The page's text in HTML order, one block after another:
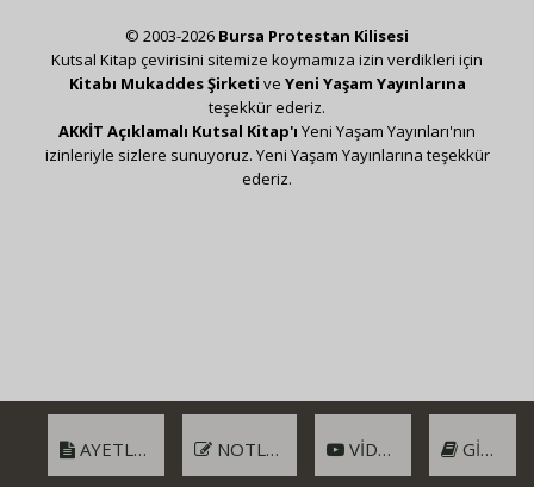
AYETLER NOTLAR VIDEO GIRIŞ
© 2003-2026 Bursa Protestan Kilisesi
Kutsal Kitap çevirisini sitemize koymamıza izin verdikleri için
Kitabı Mukaddes Şirketi ve Yeni Yaşam Yayınlarına
teşekkür ederiz.
AKKİT Açıklamalı Kutsal Kitap'ı Yeni Yaşam Yayınları'nın
izinleriyle sizlere sunuyoruz. Yeni Yaşam Yayınlarına teşekkür
ederiz.